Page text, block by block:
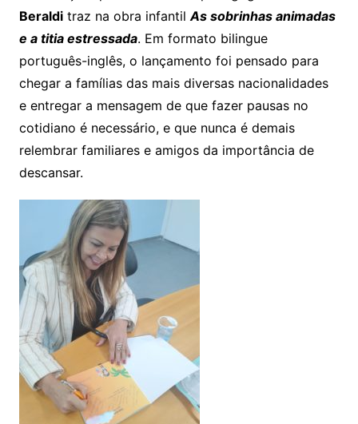
Beralditraz na obra infantilAs sobrinhas animadas
e a titia estressada. Em formato bilingue
português-inglês, o lançamento foi pensado para
chegar a famílias das mais diversas nacionalidades
e entregar a mensagem de que fazer pausas no
cotidiano é necessário, e que nunca é demais
relembrar familiares e amigos da importância de
descansar.